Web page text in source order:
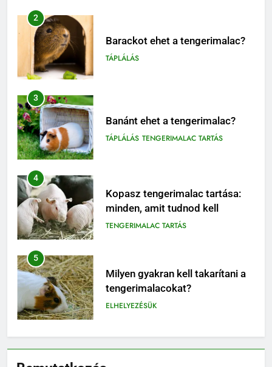
3
Banánt ehet a tengerimalac?
TÁPLÁLÁS
4
Kopasz tengerimalac tartása:
minden, amit tudnod kell
5
Milyen gyakran kell takarítani a
tengerimalacokat?
ELHELYEZÉSÜK
6
Milyen jelekből ismerheted fel,
ha a tengerimalacod boldog –
vagy épp unatkozik?
BLOG
7